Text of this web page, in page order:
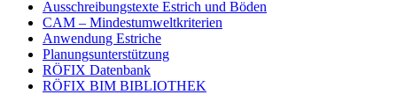
Ausschreibungstexte Estrich und Böden
CAM – Mindestumweltkriterien
Anwendung Estriche
Planungsunterstützung
RÖFIX Datenbank
RÖFIX BIM BIBLIOTHEK